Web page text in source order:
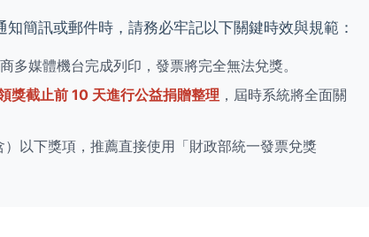
簡訊或郵件時，請務必牢記以下關鍵時效與規範：
多媒體機台完成列印，發票將完全無法兌獎。
獎截止前 10 天進行公益捐贈整理 ，屆時系統將全面關
）以下獎項，推薦直接使用「財政部統一發票兌獎